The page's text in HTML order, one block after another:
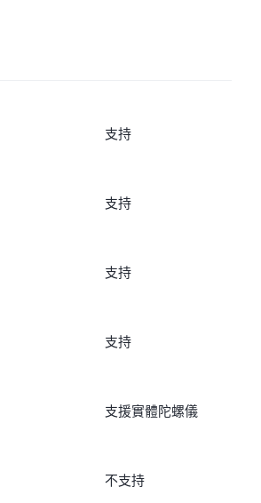
支持
支持
支持
支持
支援實體陀螺儀
不支持